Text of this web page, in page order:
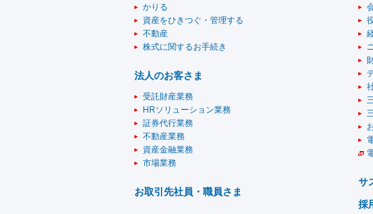
かりる
資産をひきつぐ・管理する
不動産
株式に関するお手続き
法人のお客さま
受託財産業務
HRソリューション業務
証券代行業務
不動産業務
資産金融業務
市場業務
お取引先社員・職員さま
サ
採